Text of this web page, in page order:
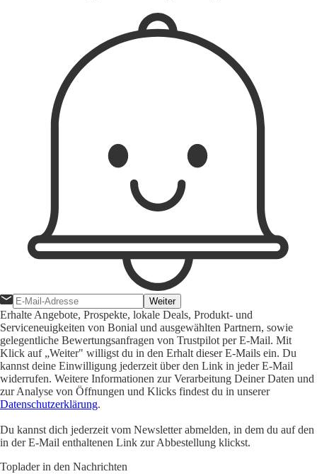
Weiter
Erhalte Angebote, Prospekte, lokale Deals, Produkt- und
Serviceneuigkeiten von Bonial und ausgewählten Partnern, sowie
gelegentliche Bewertungsanfragen von Trustpilot per E-Mail. Mit
Klick auf „Weiter" willigst du in den Erhalt dieser E-Mails ein. Du
kannst deine Einwilligung jederzeit über den Link in jeder E-Mail
widerrufen. Weitere Informationen zur Verarbeitung Deiner Daten und
zur Analyse von Öffnungen und Klicks findest du in unserer
Datenschutzerklärung.
Du kannst dich jederzeit vom Newsletter abmelden, in dem du auf den
in der E-Mail enthaltenen Link zur Abbestellung klickst.
Toplader in den Nachrichten